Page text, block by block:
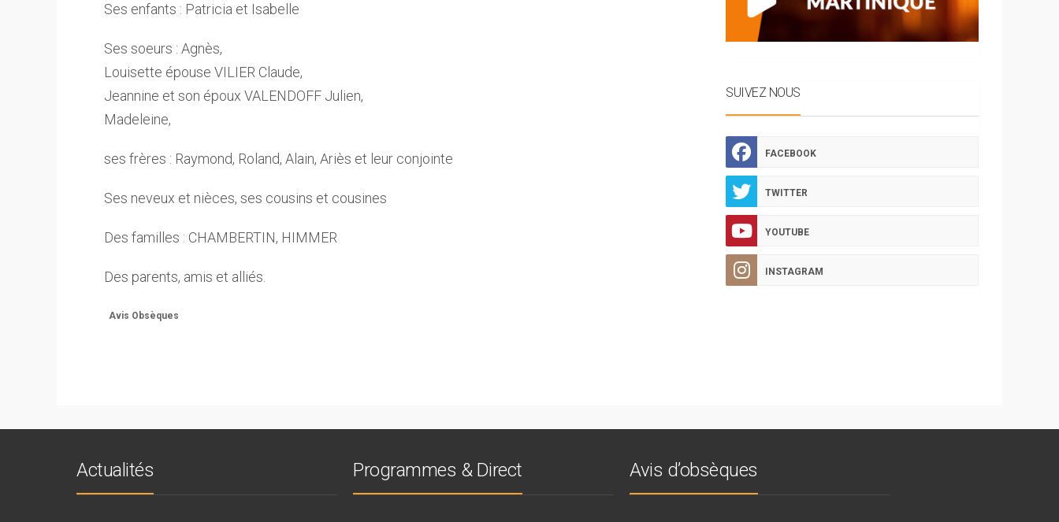
Ses enfants : Patricia et Isabelle
Ses soeurs : Agnès,
Louisette épouse VILIER Claude,
Jeannine et son époux VALENDOFF Julien,
Madeleine,
ses frères : Raymond, Roland, Alain, Ariès et leur conjointe
Ses neveux et nièces, ses cousins et cousines
Des familles : CHAMBERTIN, HIMMER
Des parents, amis et alliés.
Avis Obsèques
SUIVEZ NOUS
FACEBOOK
TWITTER
YOUTUBE
INSTAGRAM
Actualités Programmes & Direct Avis d’obsèques